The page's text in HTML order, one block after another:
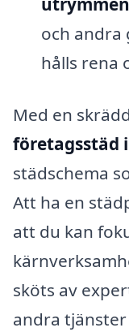
och andra
hålls rena
Med en
företagsstäd
städschema
Att ha en
att du kan
sköts av
andra